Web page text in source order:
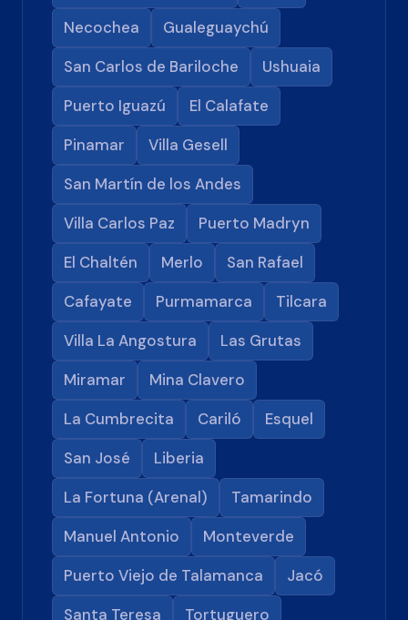
Necochea
Gualeguaychú
San Carlos de Bariloche
Ushuaia
Puerto Iguazú
El Calafate
Pinamar
Villa Gesell
San Martín de los Andes
Villa Carlos Paz
Puerto Madryn
El Chaltén
Merlo
San Rafael
Cafayate
Purmamarca
Tilcara
Villa La Angostura
Las Grutas
Miramar
Mina Clavero
La Cumbrecita
Cariló
Esquel
San José
Liberia
La Fortuna (Arenal)
Tamarindo
Manuel Antonio
Monteverde
Puerto Viejo de Talamanca
Jacó
Santa Teresa
Tortuguero